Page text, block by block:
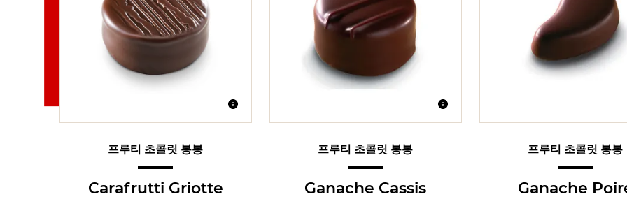
프루티 초콜릿 봉봉
Carafrutti Griotte
프루티 초콜릿 봉봉
Ganache Cassis
프루티 초콜릿 봉봉
Ganache